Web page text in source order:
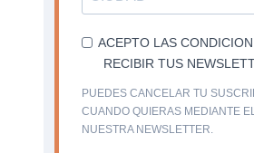
ACEPTO LAS
RECIBIR TUS
PUEDES CANCELAR TU
CUANDO QUIERAS MEDIANTE
NUESTRA NEWSLETTER.